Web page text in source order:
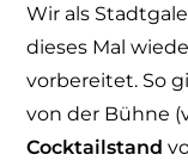
Wir als
dieses Mal
vorbereitet. So
von der Bühne
Cocktailstand